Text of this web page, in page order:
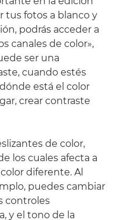
tus fotos a blanco y
podrás acceder a
canales de color»,
ser una
cuando estés
está el color
crear contraste
de color,
los cuales afecta a
diferente. Al
puedes cambiar
controles
y el tono de la